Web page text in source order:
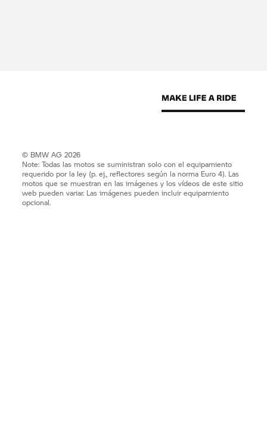
© BMW AG 2026
Note: Todas las motos se suministran solo con el equipamiento
requerido por la ley (p. ej., reflectores según la norma Euro 4). Las
motos que se muestran en las imágenes y los vídeos de este sitio
web pueden variar. Las imágenes pueden incluir equipamiento
opcional.